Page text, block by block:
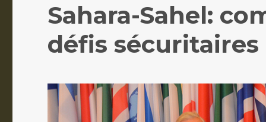
Sahara-Sahel:
défis